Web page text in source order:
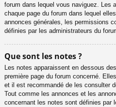
forum dans lequel vous naviguez. Les
chaque page du forum dans lequel
annonces générales, les permissions
définies par les administrateurs du
Que sont les notes ?
Les notes apparaissent en dessous
première page du forum concerné.
et il est recommandé de les consulter
Tout comme les annonces et les
concernant les notes sont définies par